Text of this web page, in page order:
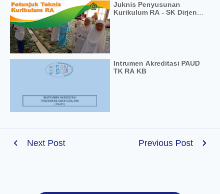
Juknis Penyusunan
Kurikulum RA - SK Dirjen
Intrumen Akreditasi PAUD
TK RA KB
Next Post Previous Post